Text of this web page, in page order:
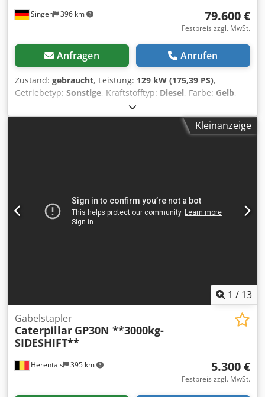
Singen 396 km 79.600 €
Festpreis zzgl. MwSt.
Anfragen Anrufen
Zustand: gebraucht, Leistung: 129 kW (175,39 PS),
Getriebetyp: Sonstige, Kraftstofftyp: Diesel, Farbe: Gelb,
, Emissionsklasse:
Sonstige, Baujahr:2019, Betriebsstunden:7.162 h,
, Ausstattung:
Agmjf
Kleinanzeige
1 / 13
Herentals 395 km
Gabelstapler
Caterpillar GP30N **3000kg-
SIDESHIFT**
5.300 €
Festpreis zzgl. MwSt.